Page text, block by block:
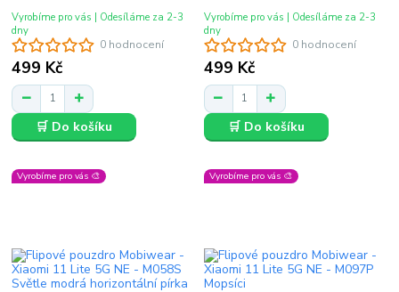
0 hodnocení
499 Kč
Vyrobíme pro vás | Odesíláme za 2-3
dny
🛒 Do košíku
0 hodnocení
499 Kč
Vyrobíme pro vás | Odesíláme za 2-3
dny
🛒 Do košíku
Vyrobíme pro vás 🎨 Vyrobíme pro vás 🎨